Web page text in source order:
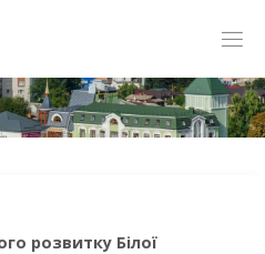
розвитку Білої